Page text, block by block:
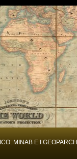
MINAB E I